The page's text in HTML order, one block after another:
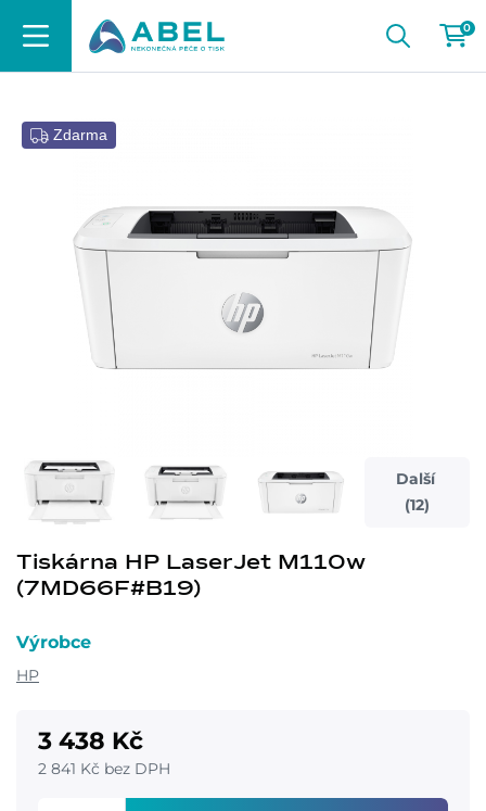
0
Zdarma
Další
(12)
Tiskárna HP LaserJet M110w
(7MD66F#B19)
Výrobce
HP
3 438 Kč
2 841 Kč bez DPH